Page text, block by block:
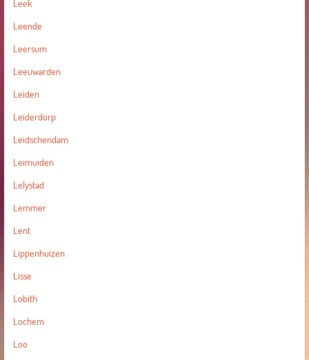
Leek
Leende
Leersum
Leeuwarden
Leiden
Leiderdorp
Leidschendam
Leimuiden
Lelystad
Lemmer
Lent
Lippenhuizen
Lisse
Lobith
Lochem
Loo